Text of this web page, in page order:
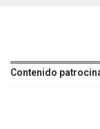
Contenido